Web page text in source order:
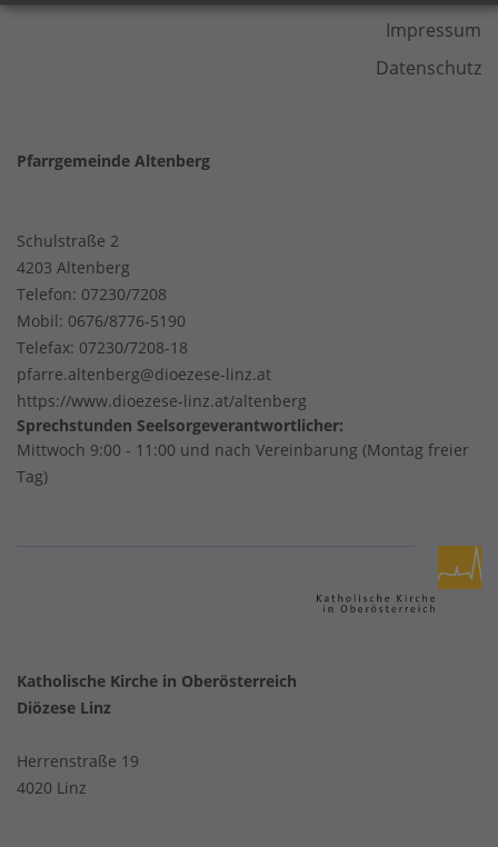
Impressum
Datenschutz
Pfarrgemeinde Altenberg
Schulstraße 2
4203 Altenberg
Telefon: 07230/7208
Mobil: 0676/8776-5190
Telefax: 07230/7208-18
pfarre.altenberg@dioezese-linz.at
https://www.dioezese-linz.at/altenberg
Sprechstunden Seelsorgeverantwortlicher:
Mittwoch 9:00 - 11:00 und nach Vereinbarung (Montag freier
Tag)
Katholische Kirche in Oberösterreich
Diözese Linz
Herrenstraße 19
4020 Linz